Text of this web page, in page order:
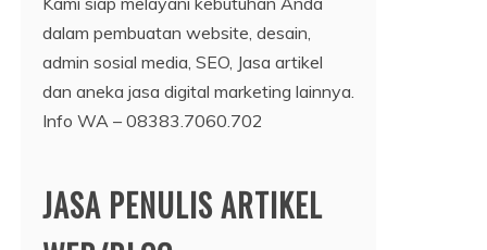
dalam pembuatan website, desain,
admin sosial media, SEO, Jasa artikel
dan aneka jasa digital marketing lainnya.
Info WA – 08383.7060.702
JASA PENULIS ARTIKEL